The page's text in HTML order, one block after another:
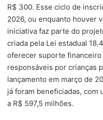
R$ 300. Esse ciclo de
2026, ou enquanto houver
iniciativa faz parte do
criada pela Lei estadual
oferecer suporte financeiro
responsáveis por crianças
lançamento em março de
já foram beneficiadas,
a R$ 597,5 milhões.